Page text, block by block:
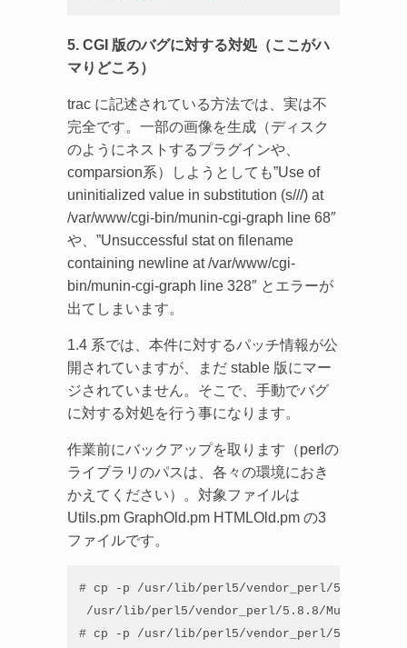
5. CGI 版のバグに対する対処（ここがハ
マりどころ）
trac に記述されている方法では、実は不
完全です。一部の画像を生成（ディスク
のようにネストするプラグインや、
comparsion系）しようとしても”Use of
uninitialized value in substitution (s///) at
/var/www/cgi-bin/munin-cgi-graph line 68″
や、”Unsuccessful stat on filename
containing newline at /var/www/cgi-
bin/munin-cgi-graph line 328″ とエラーが
出てしまいます。
1.4 系では、本件に対するパッチ情報が公
開されていますが、まだ stable 版にマー
ジされていません。そこで、手動でバグ
に対する対処を行う事になります。
作業前にバックアップを取ります（perlの
ライブラリのパスは、各々の環境におき
かえてください）。対象ファイルは
Utils.pm GraphOld.pm HTMLOld.pm の3
ファイルです。
# cp -p /usr/lib/perl5/vendor_perl/5.8.8/
/usr/lib/perl5/vendor_perl/5.8.8/Munin/
# cp -p /usr/lib/perl5/vendor_perl/5.8.8/